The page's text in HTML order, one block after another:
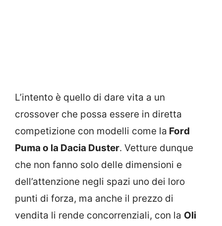
L’intento è quello di dare vita a un
crossover che possa essere in diretta
competizione con modelli come la Ford
Puma o la Dacia Duster. Vetture dunque
che non fanno solo delle dimensioni e
dell’attenzione negli spazi uno dei loro
punti di forza, ma anche il prezzo di
vendita li rende concorrenziali, con la Oli